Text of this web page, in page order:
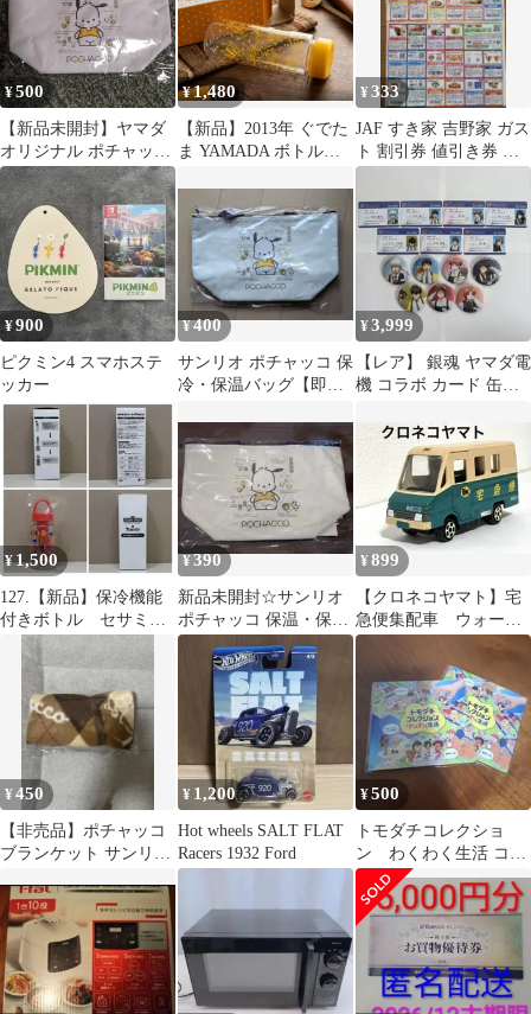
¥500
【新品未開封】ヤマダ
オリジナル ポチャッコ
保冷・保温バッグ 非売
品
¥1,480
​【新品】2013年 ぐでた
ま YAMADA ボトル
¥333
JAF すき家 吉野家 ガス
ト 割引券 値引き券 は
なまるうどん ウエル
シア
¥900
ピクミン4 スマホステ
ッカー
¥400
サンリオ ポチャッコ 保
冷・保温バッグ【即購
¥3,999
【レア】 銀魂 ヤマダ電
機 コラボ カード 缶バ
¥1,500
127.【新品】保冷機能
付きボトル セサミス
トリート ヤマダ
¥390
新品未開封☆サンリオ
ポチャッコ 保温・保冷
バッグ YAMADAコラボ
¥899
【クロネコヤマト】宅
急便集配車 ウォーク
スルー W8010 非売品
¥450
【非売品】ポチャッコ
ブランケット サンリオ
¥ 1,200
Hot wheels SALT FLAT
Racers 1932 Ford
¥500
トモダチコレクショ
ン わくわく生活 コー
スターセット3枚×2